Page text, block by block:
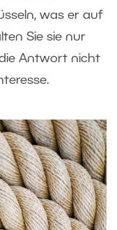
was er auf
Sie sie nur
Antwort nicht